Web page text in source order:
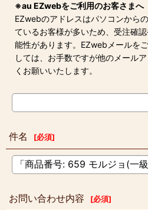
※au EZwebをご利用のお客さまへ
EZwebのアドレスはパソコンから
ているお客様が多いため、受注確
能性があります。EZwebメールを
しては、お手数ですが他のメール
くお願いいたします。
件名 [必須]
お問い合わせ内容 [必須]